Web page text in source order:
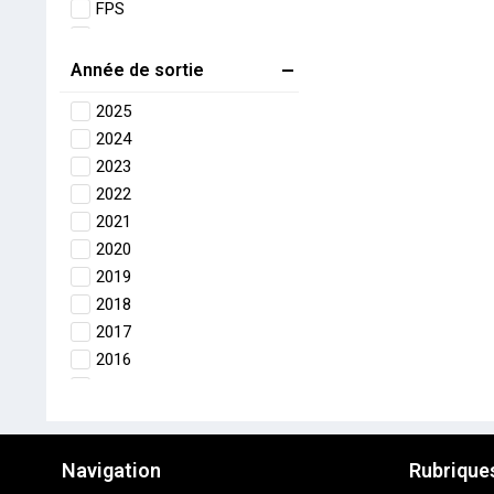
FPS
Horreur
MMO
MMORPG
Plate-forme
Puzzle-Game
Roguelike
RPG
Shooter
Simulation
Sport
Stratégie
Année de sortie
2025
2024
2023
2022
2021
2020
2019
2018
2017
2016
2012
Navigation